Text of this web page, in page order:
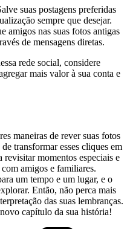
suas postagens preferidas
sempre ​que ‌desejar.
amigos nas suas⁤ fotos antigas
de‍ mensagens⁤ diretas.
rede social, considere
mais valor à ‌sua conta e
maneiras de rever suas fotos
transformar esses⁣ cliques em
revisitar momentos ‍especiais e
‌amigos e familiares.
um tempo e um lugar, e o
Então, não perca mais
​das ​suas lembranças.
capítulo da sua⁢ história!